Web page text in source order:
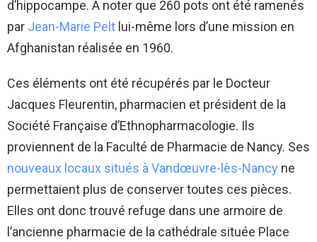
d’hippocampe. A noter que 260 pots ont été ramenés
par Jean-Marie Pelt lui-même lors d’une mission en
Afghanistan réalisée en 1960.
Ces éléments ont été récupérés par le Docteur
Jacques Fleurentin, pharmacien et président de la
Société Française d’Ethnopharmacologie. Ils
proviennent de la Faculté de Pharmacie de Nancy. Ses
nouveaux locaux situés à Vandœuvre-lès-Nancy ne
permettaient plus de conserver toutes ces pièces.
Elles ont donc trouvé refuge dans une armoire de
l’ancienne pharmacie de la cathédrale située Place